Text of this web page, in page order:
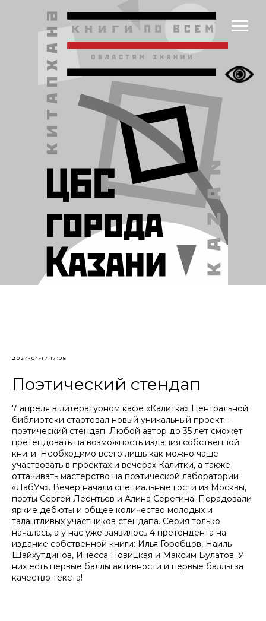
2024-04-17 17:08
Поэтический стендап
7 апреля в литературном кафе «Калитка» Центральной
библиотеки стартовал новый уникальный проект -
поэтический стендап. Любой автор до 35 лет сможет
претендовать на возможность издания собственной
книги. Необходимо всего лишь как можно чаще
участвовать в проектах и вечерах Калитки, а также
оттачивать мастерство на поэтической лаборатории
«ЛабУч». Вечер начали специальные гости из Москвы,
поэты Сергей Леонтьев и Алина Серегина. Порадовали
яркие дебюты и общее количество молодых и
талантливых участников стендапа. Серия только
началась, а у нас уже заявилось 4 претендента на
издание собственной книги: Илья Горобцов, Наиль
Шайхутдинов, Инесса Новицкая и Максим Булатов. У
них есть первые баллы активности и первые баллы за
качество текста!